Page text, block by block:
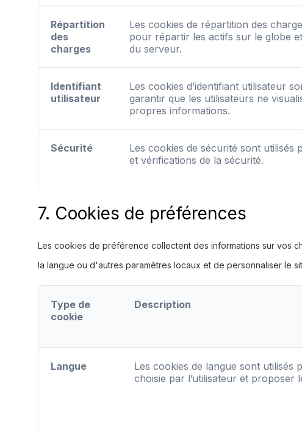
Répartition
des
charges
Les cookies de répartition des
pour répartir les actifs sur le globe
du serveur.
Identifiant
utilisateur
Les cookies d’identifiant utilisateur
garantir que les utilisateurs ne
propres informations.
Sécurité
Les cookies de sécurité sont utilisés
et vérifications de la sécurité.
7. Cookies de préférences
Les cookies de préférence collectent des informations sur vos
la langue ou d'autres paramètres locaux et de personnaliser le
Type de
cookie
Description
Langue
Les cookies de langue sont utilisés
choisie par l’utilisateur et proposer